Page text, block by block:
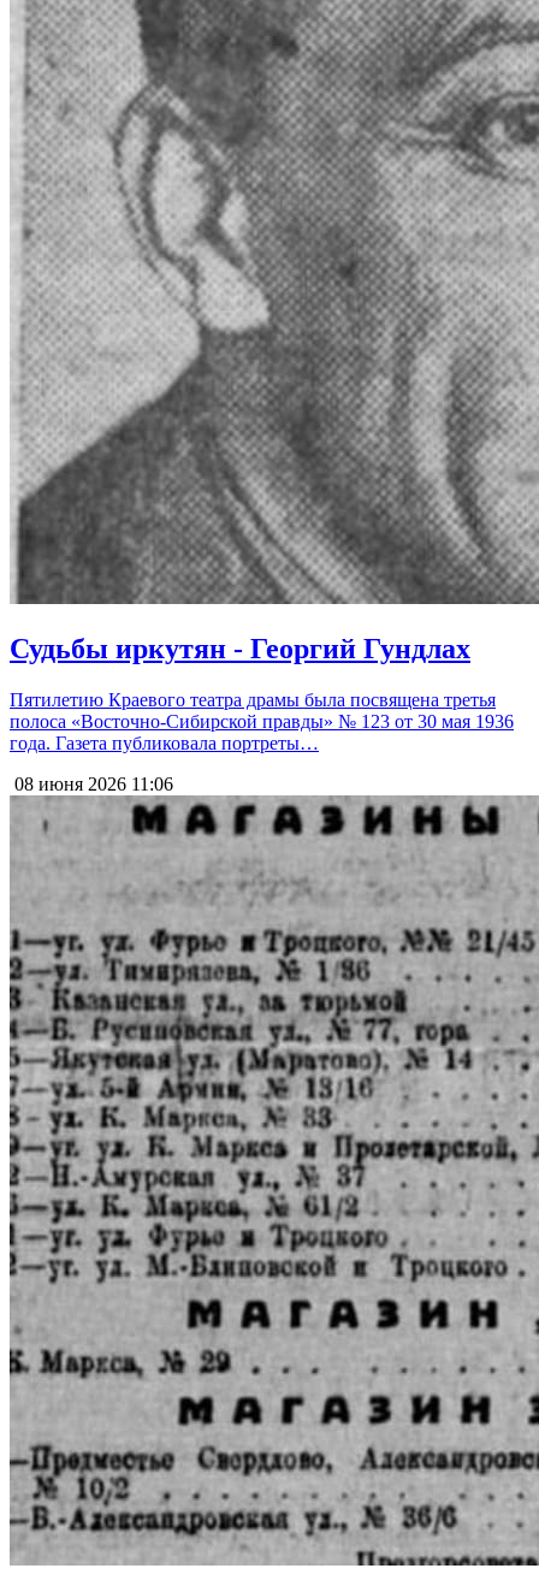
Судьбы иркутян - Георгий Гундлах
Пятилетию Краевого театра драмы была посвящена третья
полоса «Восточно-Сибирской правды» № 123 от 30 мая 1936
года. Газета публиковала портреты…
08 июня 2026 11:06